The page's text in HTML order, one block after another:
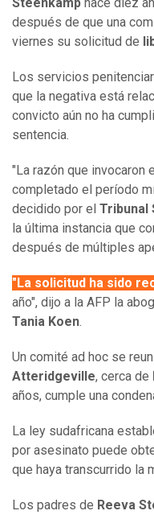
Steenkamp hace diez
después de que una
viernes su solicitud de
Los servicios
que la negativa está
convicto aún no ha
sentencia.
"La razón que invocaron
completado el período
decidido por el Tribunal
la última instancia que
después de múltiples
"La solicitud ha sido
año", dijo a la AFP la
Tania Koen.
Un comité ad hoc se
Atteridgeville, cerca de
años, cumple una
La ley sudafricana
por asesinato puede
que haya transcurrido la
Los padres de Reeva